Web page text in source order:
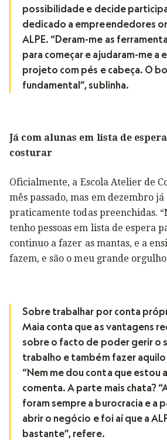
possibilidade e decide
dedicado a empreendedores
ALPE. “Deram-me as
para começar e ajudaram-me a
projeto com pés e cabeça. O
fundamental”, sublinha.
Já com alunas em lista de
costurar
Oficialmente, a Escola Atelier de
mês passado, mas em dezembro já
praticamente todas preenchidas.
tenho pessoas em lista de espera
continuo a fazer as mantas, e a
fazem, e são o meu grande
Sobre trabalhar por conta
Maia conta que as vantagens
sobre o facto de poder gerir o
trabalho e também fazer
“Nem me dou conta que estou
comenta. A parte mais chata?
foram sempre a burocracia e a
abrir o negócio e foi aí que a
bastante”, refere.